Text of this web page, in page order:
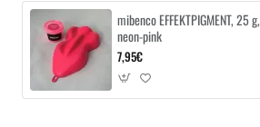
mibenco EFFEKTPIGMENT, 25 g,
neon-pink
7,95€